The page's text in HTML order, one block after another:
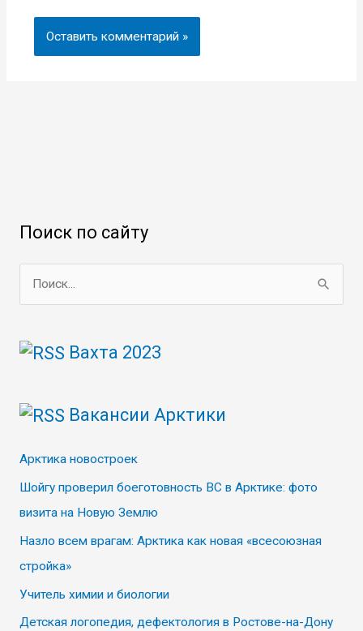
Поиск по сайту
и
:
Вахта 2023
Вакансии Арктики
Арктика новостроек
Шойгу проверил боеготовность ВС в Арктике: фото
визита на Новую Землю
Назло всем врагам: Арктика как новая «всесоюзная
стройка»
Учитель химии и биологии
Детская логопедия, дефектология в Ростове-на-Дону